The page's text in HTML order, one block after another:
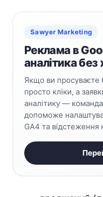
Sawyer Marketing
Реклама в
аналітика без
Якщо ви просуваєте
просто кліки, а
аналітику —
допоможе
GA4 та відстеження